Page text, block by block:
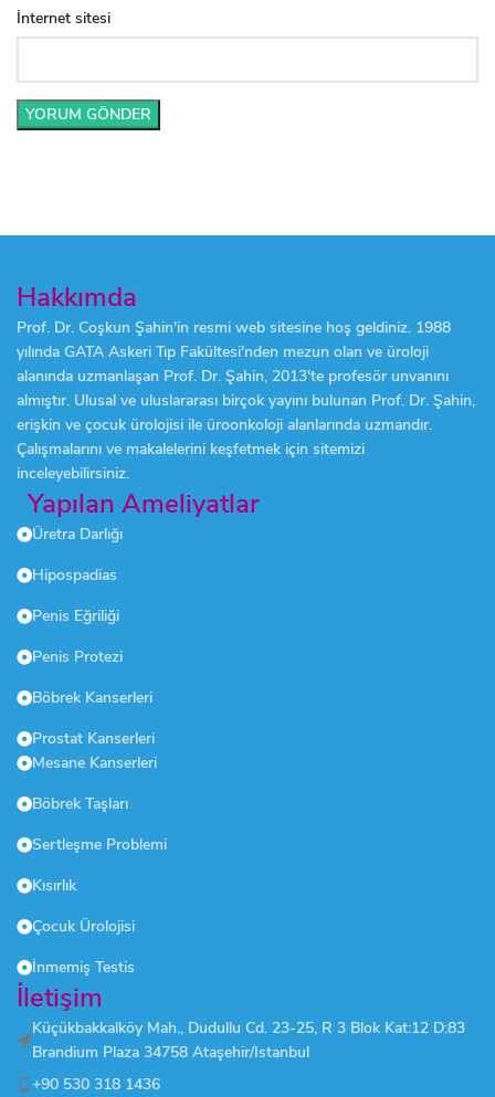
İnternet sitesi
Hakkımda
Prof. Dr. Coşkun Şahin'in resmi web sitesine hoş geldiniz. 1988
yılında GATA Askeri Tıp Fakültesi'nden mezun olan ve üroloji
alanında uzmanlaşan Prof. Dr. Şahin, 2013'te profesör unvanını
almıştır. Ulusal ve uluslararası birçok yayını bulunan Prof. Dr. Şahin,
erişkin ve çocuk ürolojisi ile üroonkoloji alanlarında uzmandır.
Çalışmalarını ve makalelerini keşfetmek için sitemizi
inceleyebilirsiniz.
Yapılan Ameliyatlar
Üretra Darlığı
Hipospadias
Penis Eğriliği
Penis Protezi
Böbrek Kanserleri
Prostat Kanserleri
Mesane Kanserleri
Böbrek Taşları
Sertleşme Problemi
Kısırlık
Çocuk Ürolojisi
İnmemiş Testis
İletişim
Küçükbakkalköy Mah., Dudullu Cd. 23-25, R 3 Blok Kat:12 D:83
Brandium Plaza 34758 Ataşehir/Istanbul
+90 530 318 1436